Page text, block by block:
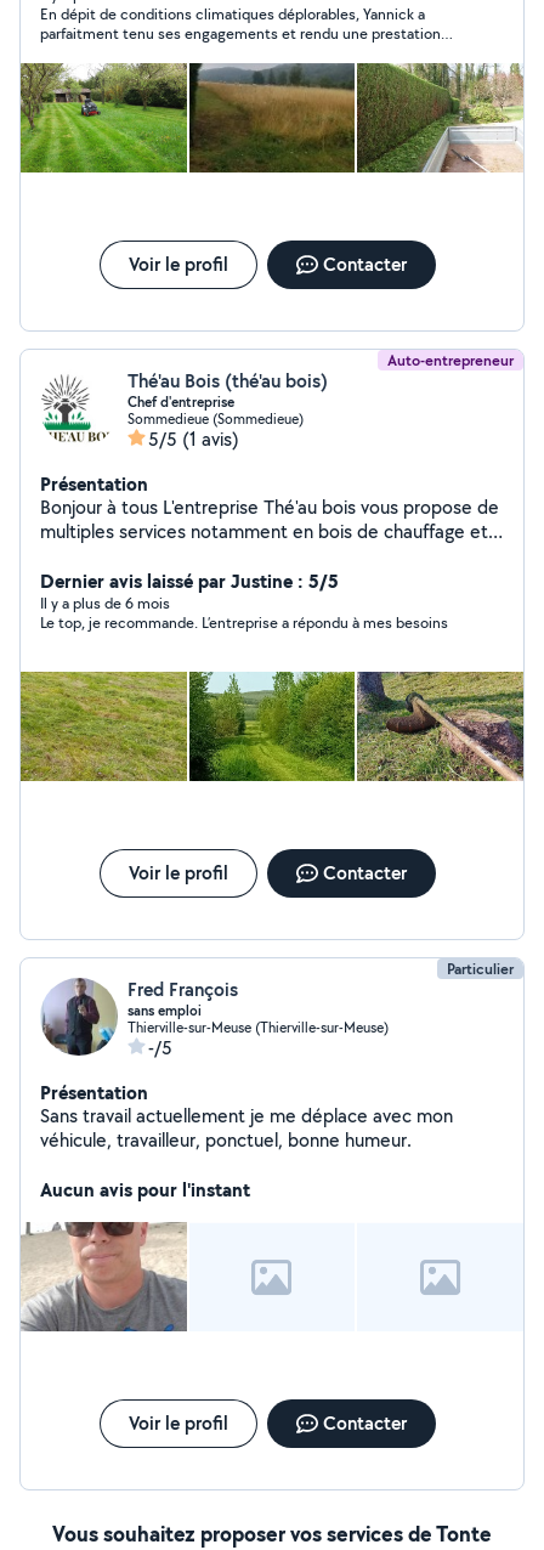
En dépit de conditions climatiques déplorables, Yannick a
parfaitment tenu ses engagements et rendu une prestation
je le solliciterai à nouveau pour l'entretien de mes espaces
verts. Compte tenu de la quantité et de la qualité du travail
rendu, j'ai été au delà de sa demande de rétribution pour sa
prestation.
Voir le profil Contacter
Auto-entrepreneur
Thé'au Bois (thé'au bois)
Chef d'entreprise
Sommedieue (Sommedieue)
5/5 (1 avis)
Présentation
Bonjour à tous L'entreprise Thé'au bois vous propose de
multiples services notamment en bois de chauffage et
taille, gyrobroyeur, ... Nettoyage, évacuation déchets, ...
Également d'autres prestations à la demande du client ︎
Je suis disponible continuellement ︎ Devis gratuit ;
pas à me contacter
Dernier avis laissé par Justine : 5/5
Il y a plus de 6 mois
Le top, je recommande. L’entreprise a répondu à mes besoins
Voir le profil Contacter
Particulier
Fred François
sans emploi
Thierville-sur-Meuse (Thierville-sur-Meuse)
-/5
Présentation
Sans travail actuellement je me déplace avec mon
véhicule, travailleur, ponctuel, bonne humeur.
Aucun avis pour l'instant
Voir le profil Contacter
Vous souhaitez proposer vos services de Tonte